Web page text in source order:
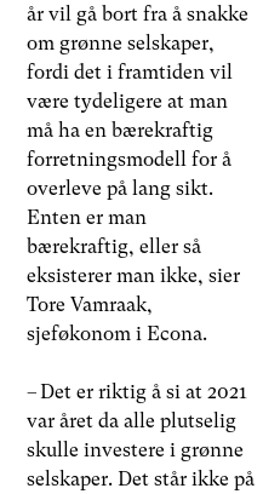
år vil gå bort fra å snakke
om grønne selskaper,
fordi det i framtiden vil
være tydeligere at man
må ha en bærekraftig
forretningsmodell for å
overleve på lang sikt.
Enten er man
bærekraftig, eller så
eksisterer man ikke, sier
Tore Vamraak,
sjeføkonom i Econa.
– Det er riktig å si at 2021
var året da alle plutselig
skulle investere i grønne
selskaper. Det står ikke på